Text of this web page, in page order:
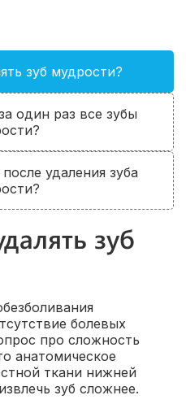
зуб мудрости?
один раз все зубы
удаления зуба
зуб
болевых
про сложность
анатомическое
ткани нижней
зуб сложнее.